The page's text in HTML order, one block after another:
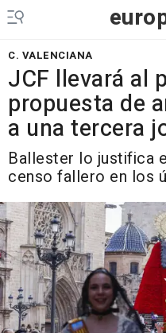
C. VALENCIANA
JCF llevará al
propuesta de
a una tercera
Ballester lo justifica
censo fallero en los